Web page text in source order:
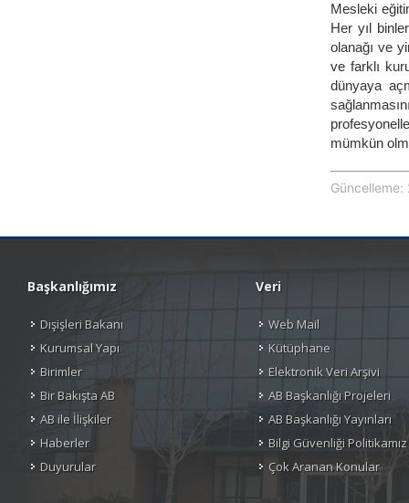
Mesleki
Her yıl
olanağı ve
ve farklı
dünyaya
mümkün
Başkanlığımız
Dışişleri Bakanı
Kurumsal Yapı
Birimler
Bir Bakışta AB
AB ile İlişkiler
Haberler
Duyurular
Veri
Web Mail
Kütüphane
Elektronik Veri Arşivi
AB Başkanlığı Projeleri
AB Başkanlığı Yayınları
Bilgi Güvenliği Politikamız
Çok Aranan Konular